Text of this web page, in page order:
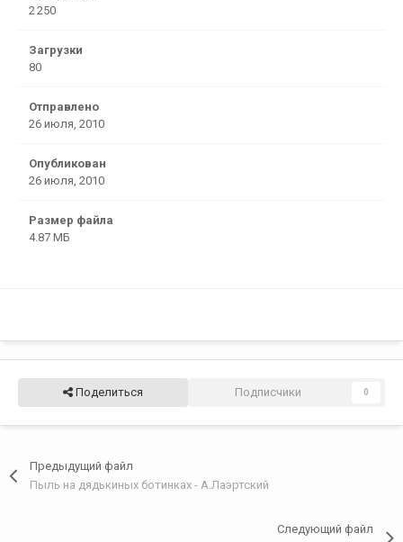
2 250
Загрузки
80
Отправлено
26 июля, 2010
Опубликован
26 июля, 2010
Размер файла
4.87 МБ
Поделиться Подписчики 0
Предыдущий файл
Пыль на дядькиных ботинках - А.Лаэртский
Следующий файл